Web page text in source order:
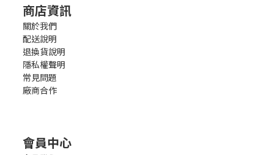
商店資訊
關於我們
配送說明
退換貨說明
隱私權聲明
常見問題
廠商合作
會員中心